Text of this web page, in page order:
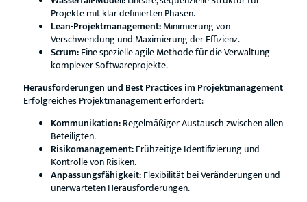
Projekte mit klar definierten Phasen.
Lean-Projektmanagement:Minimierung von
Verschwendung und Maximierung der Effizienz.
Scrum:Eine spezielle agile Methode für die Verwaltung
komplexer Softwareprojekte.
Herausforderungen und Best Practices im Projektmanagement
Erfolgreiches Projektmanagement erfordert:
Kommunikation:Regelmäßiger Austausch zwischen allen
Beteiligten.
Risikomanagement:Frühzeitige Identifizierung und
Kontrolle von Risiken.
Anpassungsfähigkeit:Flexibilität bei Veränderungen und
unerwarteten Herausforderungen.